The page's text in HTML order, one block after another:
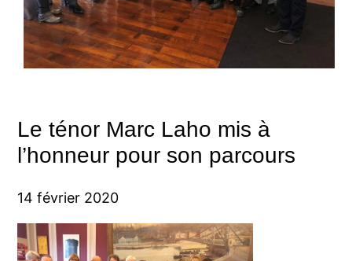
Le ténor Marc Laho mis à
l’honneur pour son parcours
14 février 2020